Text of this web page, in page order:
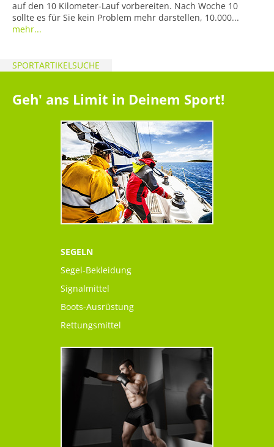
auf den 10 Kilometer-Lauf vorbereiten. Nach Woche 10
sollte es für Sie kein Problem mehr darstellen, 10.000...
mehr...
SPORTARTIKELSUCHE
Geh' ans Limit in Deinem Sport!
SEGELN
Segel-Bekleidung
Signalmittel
Boots-Ausrüstung
Rettungsmittel